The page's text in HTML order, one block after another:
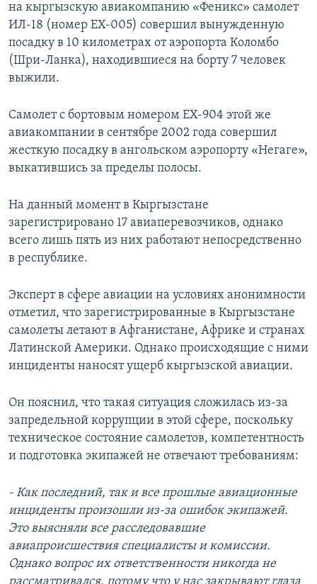
на кыргызскую авиакомпанию «Феникс» самолет
ИЛ-18 (номер ЕХ-005) совершил вынужденную
посадку в 10 километрах от аэропорта Коломбо
(Шри-Ланка), находившиеся на борту 7 человек
выжили.
Самолет с бортовым номером ЕХ-904 этой же
авиакомпании в сентябре 2002 года совершил
жесткую посадку в ангольском аэропорту «Негаге»,
выкатившись за пределы полосы.
На данный момент в Кыргызстане
зарегистрировано 17 авиаперевозчиков, однако
всего лишь пять из них работают непосредственно
в республике.
Эксперт в сфере авиации на условиях анонимности
отметил, что зарегистрированные в Кыргызстане
самолеты летают в Афганистане, Африке и странах
Латинской Америки. Однако происходящие с ними
инциденты наносят ущерб кыргызской авиации.
Он пояснил, что такая ситуация сложилась из-за
запредельной коррупции в этой сфере, поскольку
техническое состояние самолетов, компетентность
и подготовка экипажей не отвечают требованиям:
- Как последний, так и все прошлые авиационные
инциденты произошли из-за ошибок экипажей.
Это выясняли все расследовавшие
авиапроисшествия специалисты и комиссии.
Однако вопрос их ответственности никогда не